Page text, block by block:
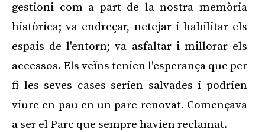
gestioni com a part de la nostra memòria
històrica; va endreçar, netejar i habilitar els
espais de l'entorn; va asfaltar i millorar els
accessos. Els veïns tenien l'esperança que per
fi les seves cases serien salvades i podrien
viure en pau en un parc renovat. Començava
a ser el Parc que sempre havien reclamat.